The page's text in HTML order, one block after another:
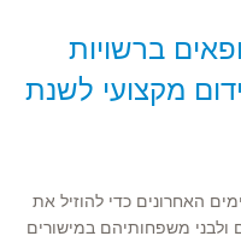
ברשויות
מקצועי לשנת
האחרונים כדי להוזיל את
ולבני משפחותיהם במישורים